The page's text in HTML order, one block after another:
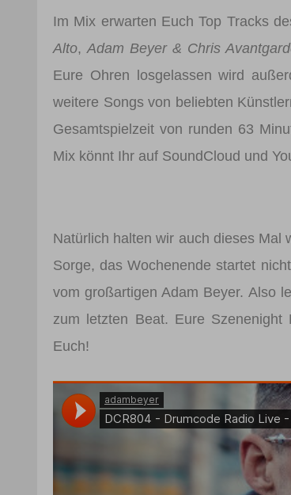
Im Mix erwarten Euch Top Tracks
Alto,Adam Beyer & Chris
Eure Ohren losgelassen wird
weitere Songs von beliebten
Gesamtspielzeit von runden 63
Mix könnt Ihr auf SoundCloud und
Natürlich halten wir auch dieses Mal
Sorge, das Wochenende startet
vom großartigen Adam Beyer. Also
zum letzten Beat. Eure
Euch!